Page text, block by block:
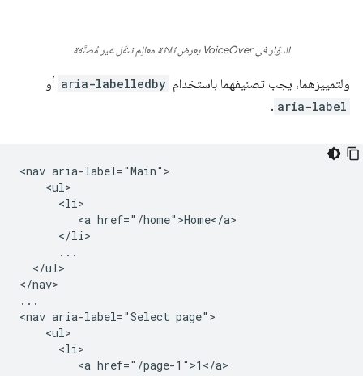
الدوّار في VoiceOver يعرض ثلاثة معالِم تنقّل غير مُصنَّفة
ولتمييزهما، يجب تصنيفهما باستخدام aria-labelledby أو
aria-label
.
<nav aria-label="Main">
    <ul>
      <li>
         <a href="/home">Home</a>
      </li>
      ...
  </ul>
</nav>
...
<nav aria-label="Select page">
    <ul>
      <li>
         <a href="/page-1">1</a>